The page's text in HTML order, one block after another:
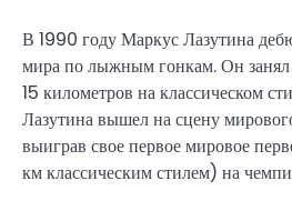
В 1990 году Маркус Лазутина
мира по лыжным гонкам. Он занял
15 километров на классическом
Лазутина вышел на сцену
выиграв свое первое мировое
км классическим стилем) на